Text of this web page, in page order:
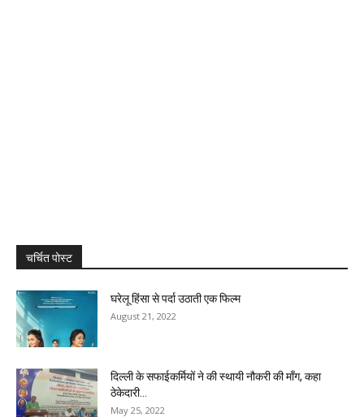
चर्चित पोस्ट
घरेलू हिंसा से पर्दा उठाती एक फिल्म
August 21, 2022
दिल्ली के सफाईकर्मियों ने की स्थायी नौकरी की माँग, कहा
ठेकेदारी...
May 25, 2022